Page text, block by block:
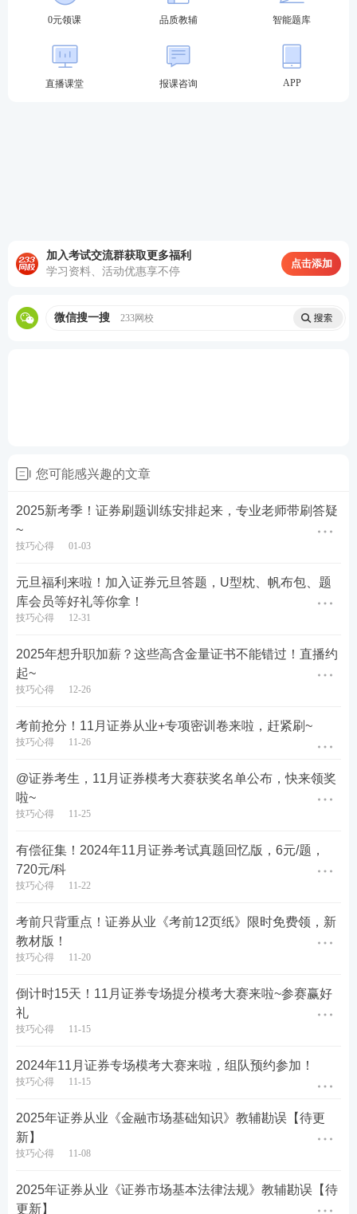
【 下载233网校APP，可免费下载资料/免费刷题/了解
报考动态等>>】
第二步：选择“我的资料包”
料包”即可进行领取。
选择所需资料，点击右侧【下载】按钮即可立即下载
资料。下载成功后，可在“我的资料”里面查看、下载
和打印。
下载币”，另外，好友助力成功后还可以获得5天V1题
0元领课 品质教辅 智能题库
直播课堂 报课咨询 APP
加入考试交流群获取更多福利
学习资料、活动优惠享不停
点击添加
微信搜一搜 233网校
您可能感兴趣的文章
2025新考季！证券刷题训练安排起来，专业老师带刷答疑
~
技巧心得 01-03
元旦福利来啦！加入证券元旦答题，U型枕、帆布包、题
库会员等好礼等你拿！
技巧心得 12-31
2025年想升职加薪？这些高含金量证书不能错过！直播约
起~
技巧心得 12-26
考前抢分！11月证券从业+专项密训卷来啦，赶紧刷~
技巧心得 11-26
@证券考生，11月证券模考大赛获奖名单公布，快来领奖
啦~
技巧心得 11-25
有偿征集！2024年11月证券考试真题回忆版，6元/题，
720元/科
技巧心得 11-22
考前只背重点！证券从业《考前12页纸》限时免费领，新
教材版！
技巧心得 11-20
倒计时15天！11月证券专场提分模考大赛来啦~参赛赢好
礼
技巧心得 11-15
2024年11月证券专场模考大赛来啦，组队预约参加！
技巧心得 11-15
2025年证券从业《金融市场基础知识》教辅勘误【待更
新】
技巧心得 11-08
2025年证券从业《证券市场基本法律法规》教辅勘误【待
更新】